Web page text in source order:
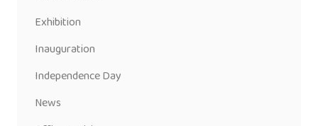
Exhibition
Inauguration
Independence Day
News